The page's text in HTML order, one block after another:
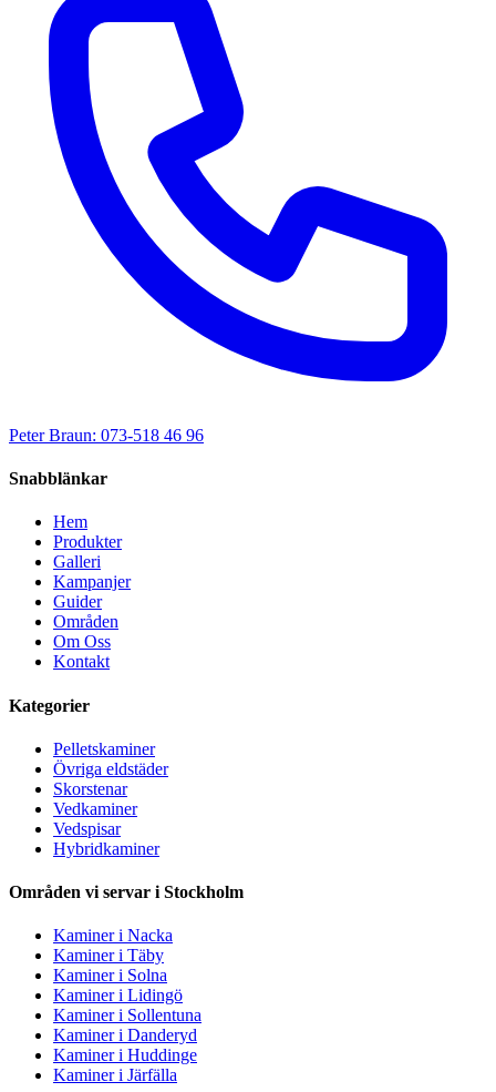
Peter Braun: 073-518 46 96
Snabblänkar
Hem
Produkter
Galleri
Kampanjer
Guider
Områden
Om Oss
Kontakt
Kategorier
Pelletskaminer
Övriga eldstäder
Skorstenar
Vedkaminer
Vedspisar
Hybridkaminer
Områden vi servar i Stockholm
Kaminer i Nacka
Kaminer i Täby
Kaminer i Solna
Kaminer i Lidingö
Kaminer i Sollentuna
Kaminer i Danderyd
Kaminer i Huddinge
Kaminer i Järfälla